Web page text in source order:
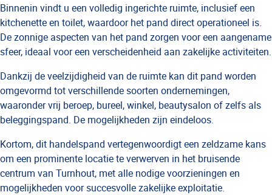
Binnenin vindt u een volledig ingerichte ruimte, inclusief een
kitchenette en toilet, waardoor het pand direct operationeel is.
De zonnige aspecten van het pand zorgen voor een aangename
sfeer, ideaal voor een verscheidenheid aan zakelijke activiteiten.
Dankzij de veelzijdigheid van de ruimte kan dit pand worden
omgevormd tot verschillende soorten ondernemingen,
waaronder vrij beroep, bureel, winkel, beautysalon of zelfs als
beleggingspand. De mogelijkheden zijn eindeloos.
Kortom, dit handelspand vertegenwoordigt een zeldzame kans
om een prominente locatie te verwerven in het bruisende
centrum van Turnhout, met alle nodige voorzieningen en
mogelijkheden voor succesvolle zakelijke exploitatie.